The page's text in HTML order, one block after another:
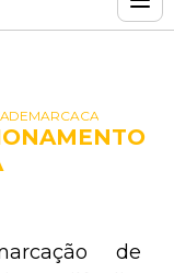
DE VAGAS PARA
DEMARCACAO DE
de